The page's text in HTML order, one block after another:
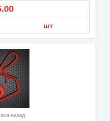
шт
назад